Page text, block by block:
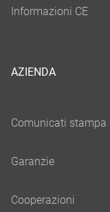
AZIENDA